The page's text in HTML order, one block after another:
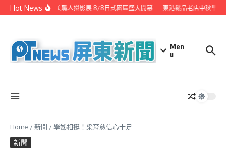
Skip to content
Hot News潮州之美職人攝影展 8/8日式園區盛大開幕 東港鬆品老店中秋早鳥
Men
u
Home /新聞 /學姊相挺！梁育慈信心十足
新聞